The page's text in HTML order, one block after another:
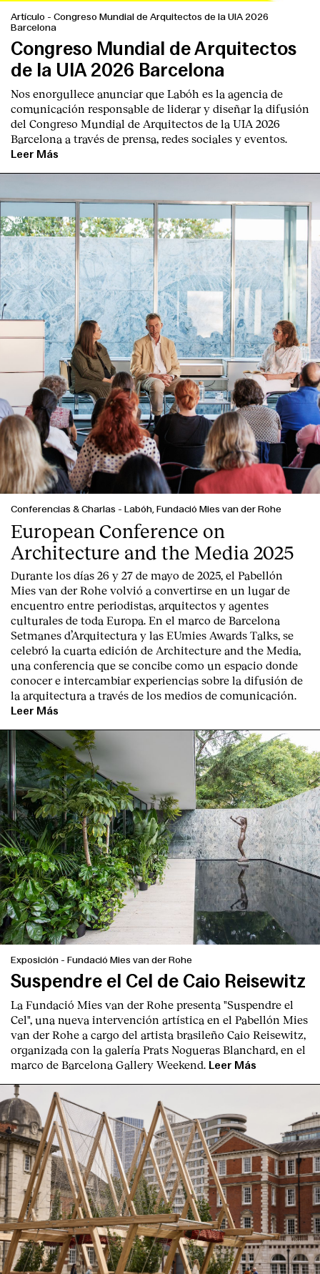
Index
Artículo - Congreso Mundial de Arquitectos de la UIA 2026
Barcelona
Congreso Mundial de Arquitectos
de la UIA 2026 Barcelona
Nos enorgullece anunciar que Labóh es la agencia de
comunicación responsable de liderar y diseñar la difusión
del Congreso Mundial de Arquitectos de la UIA 2026
Barcelona a través de prensa, redes sociales y eventos.
Leer Más
Conferencias & Charlas - Labóh, Fundació Mies van der Rohe
European Conference on
Architecture and the Media 2025
Durante los días 26 y 27 de mayo de 2025, el Pabellón
Mies van der Rohe volvió a convertirse en un lugar de
encuentro entre periodistas, arquitectos y agentes
culturales de toda Europa. En el marco de Barcelona
Setmanes d’Arquitectura y las EUmies Awards Talks, se
celebró la cuarta edición de Architecture and the Media,
una conferencia que se concibe como un espacio donde
conocer e intercambiar experiencias sobre la difusión de
la arquitectura a través de los medios de comunicación.
Leer Más
Exposición - Fundació Mies van der Rohe
Suspendre el Cel de Caio Reisewitz
La Fundació Mies van der Rohe presenta "Suspendre el
Cel", una nueva intervención artística en el Pabellón Mies
van der Rohe a cargo del artista brasileño Caio Reisewitz,
organizada con la galería Prats Nogueras Blanchard, en el
marco de Barcelona Gallery Weekend. Leer Más